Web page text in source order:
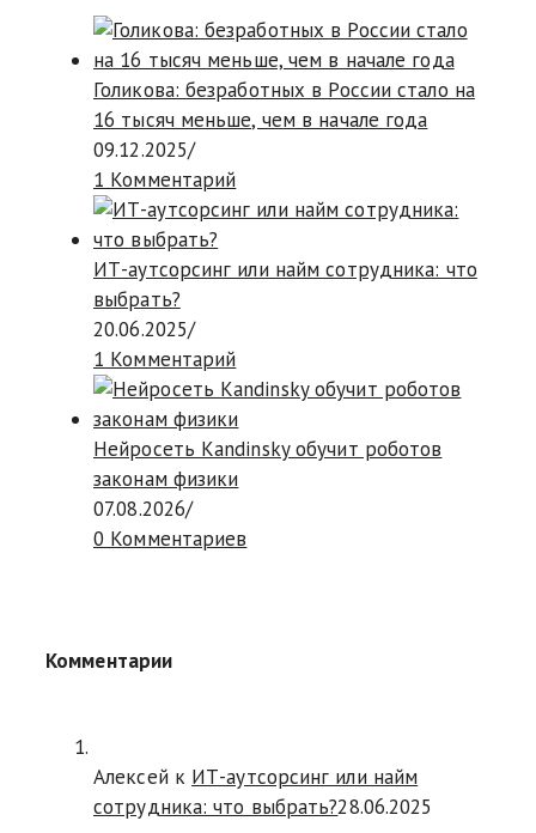
Голикова: безработных в России стало на
16 тысяч меньше, чем в начале года
09.12.2025/
1 Комментарий
ИТ-аутсорсинг или найм сотрудника: что
выбрать?
20.06.2025/
1 Комментарий
Нейросеть Kandinsky обучит роботов
законам физики
07.08.2026/
0 Комментариев
Комментарии
Алексей к ИТ-аутсорсинг или найм
сотрудника: что выбрать?28.06.2025